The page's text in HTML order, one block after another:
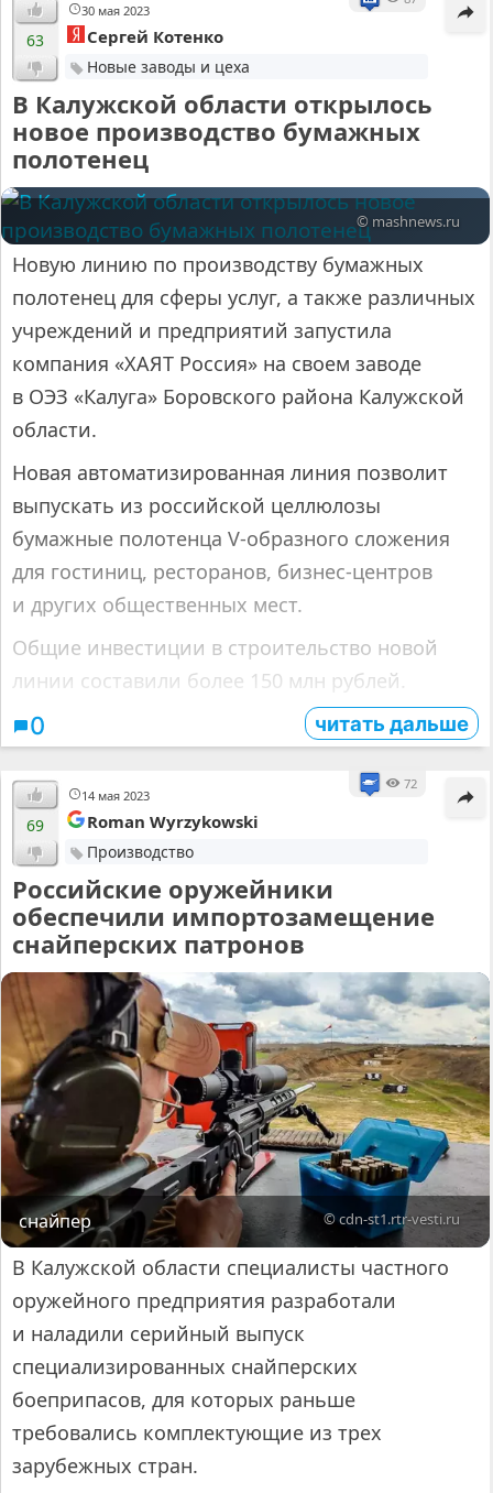
30 мая 2023
63 Сергей Котенко
Новые заводы и цеха
В Калужской области открылось
новое производство бумажных
полотенец
© mashnews.ru
Новую линию по производству бумажных
полотенец для сферы услуг, а также различных
учреждений и предприятий запустила
компания «ХАЯТ Россия» на своем заводе
в ОЭЗ «Калуга» Боровского района Калужской
области.
Новая автоматизированная линия позволит
выпускать из российской целлюлозы
бумажные полотенца V-образного сложения
для гостиниц, ресторанов, бизнес-центров
и других общественных мест.
Общие инвестиции в строительство новой
линии составили более 150 млн рублей.
0 читать дальше
14 мая 2023
72
69 Roman Wyrzykowski
Производство
Российские оружейники
обеспечили импортозамещение
снайперских патронов
снайпер © cdn-st1.rtr-vesti.ru
В Калужской области специалисты частного
оружейного предприятия разработали
и наладили серийный выпуск
специализированных снайперских
боеприпасов, для которых раньше
требовались комплектующие из трех
зарубежных стран.